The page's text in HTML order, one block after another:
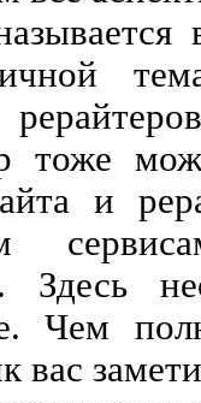
тоже
и
Здесь
Чем
вас